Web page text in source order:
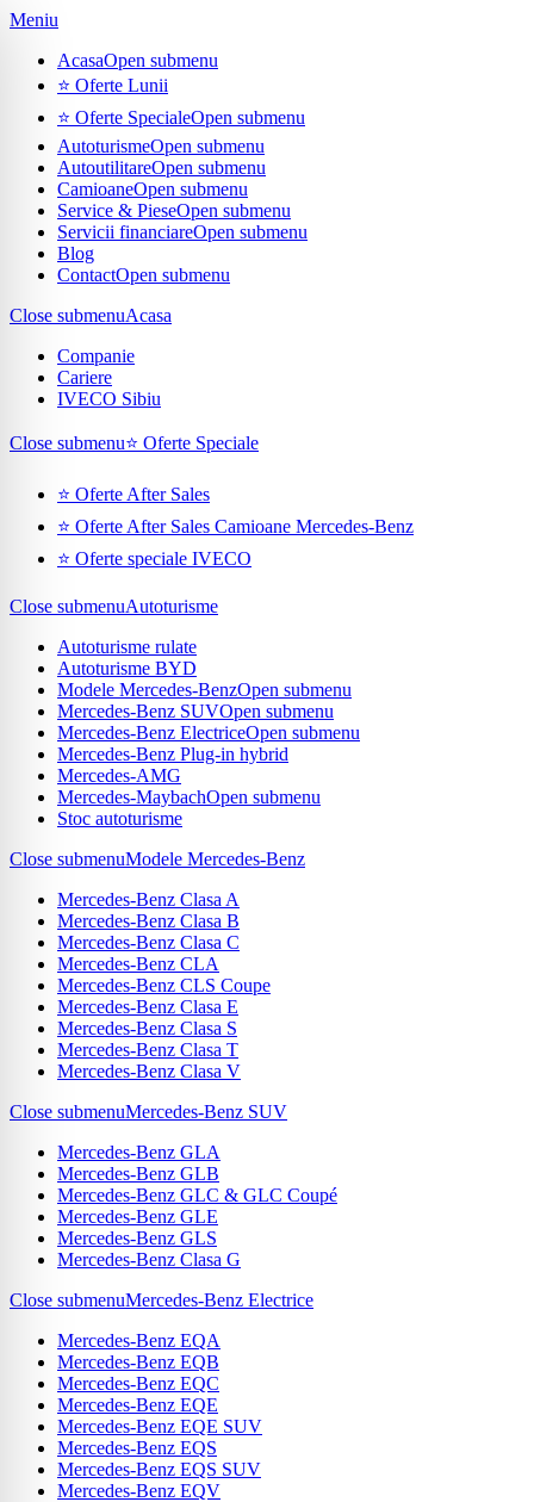
Meniu
AcasaOpen submenu
⭐ Oferte Lunii
⭐ Oferte SpecialeOpen submenu
AutoturismeOpen submenu
AutoutilitareOpen submenu
CamioaneOpen submenu
Service & PieseOpen submenu
Servicii financiareOpen submenu
Blog
ContactOpen submenu
Close submenuAcasa
Companie
Cariere
IVECO Sibiu
Close submenu⭐ Oferte Speciale
⭐ Oferte After Sales
⭐ Oferte After Sales Camioane Mercedes-Benz
⭐ Oferte speciale IVECO
Close submenuAutoturisme
Autoturisme rulate
Autoturisme BYD
Modele Mercedes-BenzOpen submenu
Mercedes-Benz SUVOpen submenu
Mercedes-Benz ElectriceOpen submenu
Mercedes-Benz Plug-in hybrid
Mercedes-AMG
Mercedes-MaybachOpen submenu
Stoc autoturisme
Close submenuModele Mercedes-Benz
Mercedes-Benz Clasa A
Mercedes-Benz Clasa B
Mercedes-Benz Clasa C
Mercedes-Benz CLA
Mercedes-Benz CLS Coupe
Mercedes-Benz Clasa E
Mercedes-Benz Clasa S
Mercedes-Benz Clasa T
Mercedes-Benz Clasa V
Close submenuMercedes-Benz SUV
Mercedes-Benz GLA
Mercedes-Benz GLB
Mercedes-Benz GLC & GLC Coupé
Mercedes-Benz GLE
Mercedes-Benz GLS
Mercedes-Benz Clasa G
Close submenuMercedes-Benz Electrice
Mercedes-Benz EQA
Mercedes-Benz EQB
Mercedes-Benz EQC
Mercedes-Benz EQE
Mercedes-Benz EQE SUV
Mercedes-Benz EQS
Mercedes-Benz EQS SUV
Mercedes-Benz EQV